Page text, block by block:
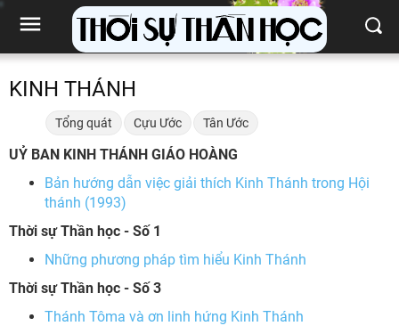
KINH THÁNH
Tổng quát Cựu Ước Tân Ước
UỶ BAN KINH THÁNH GIÁO HOÀNG
Bản hướng dẫn việc giải thích Kinh Thánh trong Hội
thánh (1993)
Thời sự Thần học - Số 1
Những phương pháp tìm hiểu Kinh Thánh
Thời sự Thần học - Số 3
Thánh Tôma và ơn linh hứng Kinh Thánh